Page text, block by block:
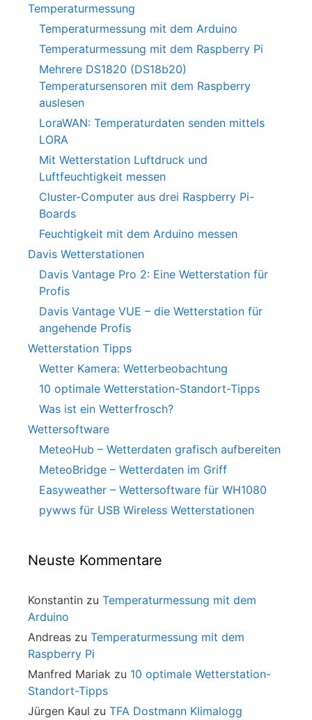
Temperaturmessung
Temperaturmessung mit dem Arduino
Temperaturmessung mit dem Raspberry Pi
Mehrere DS1820 (DS18b20)
Temperatursensoren mit dem Raspberry
auslesen
LoraWAN: Temperaturdaten senden mittels
LORA
Mit Wetterstation Luftdruck und
Luftfeuchtigkeit messen
Cluster-Computer aus drei Raspberry Pi-
Boards
Feuchtigkeit mit dem Arduino messen
Davis Wetterstationen
Davis Vantage Pro 2: Eine Wetterstation für
Profis
Davis Vantage VUE – die Wetterstation für
angehende Profis
Wetterstation Tipps
Wetter Kamera: Wetterbeobachtung
10 optimale Wetterstation-Standort-Tipps
Was ist ein Wetterfrosch?
Wettersoftware
MeteoHub – Wetterdaten grafisch aufbereiten
MeteoBridge – Wetterdaten im Griff
Easyweather – Wettersoftware für WH1080
pywws für USB Wireless Wetterstationen
Neuste Kommentare
Konstantin zu Temperaturmessung mit dem
Arduino
Andreas zu Temperaturmessung mit dem
Raspberry Pi
Manfred Mariak zu 10 optimale Wetterstation-
Standort-Tipps
Jürgen Kaul zu TFA Dostmann Klimalogg